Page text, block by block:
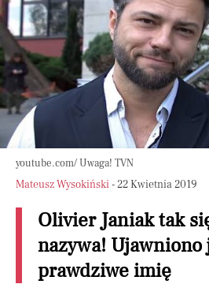
youtube.com/ Uwaga! TVN
Mateusz Wysokiński- 22 Kwietnia 2019
Olivier Janiak tak
nazywa! Ujawniono
prawdziwe imię